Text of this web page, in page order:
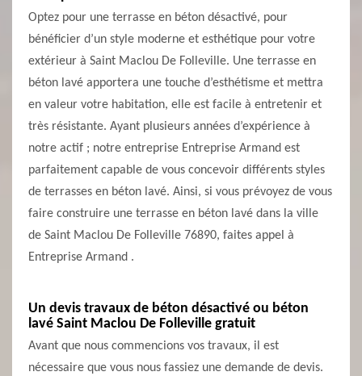
Optez pour une terrasse en béton désactivé, pour
bénéficier d’un style moderne et esthétique pour votre
extérieur à Saint Maclou De Folleville. Une terrasse en
béton lavé apportera une touche d’esthétisme et mettra
en valeur votre habitation, elle est facile à entretenir et
très résistante. Ayant plusieurs années d’expérience à
notre actif ; notre entreprise Entreprise Armand est
parfaitement capable de vous concevoir différents styles
de terrasses en béton lavé. Ainsi, si vous prévoyez de vous
faire construire une terrasse en béton lavé dans la ville
de Saint Maclou De Folleville 76890, faites appel à
Entreprise Armand .
Un devis travaux de béton désactivé ou béton
lavé Saint Maclou De Folleville gratuit
Avant que nous commencions vos travaux, il est
nécessaire que vous nous fassiez une demande de devis.